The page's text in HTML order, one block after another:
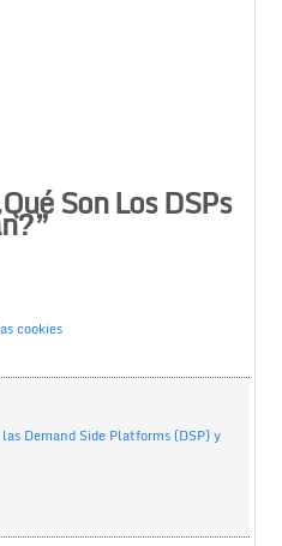
Son Los DSPs
”
cookies
Demand Side Platforms (DSP) y